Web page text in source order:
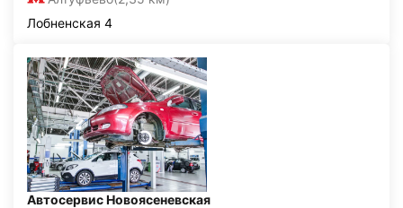
Лобненская 4
Автосервис Новоясеневская